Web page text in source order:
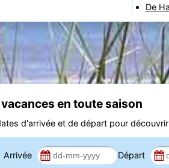
De
en toute saison
d'arrivée et de départ pour
Arrivée Départ